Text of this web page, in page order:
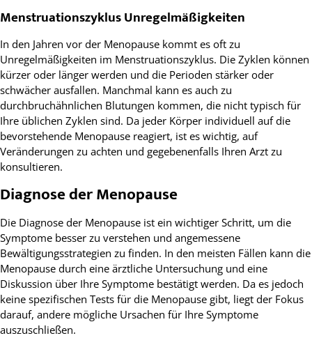
Menstruationszyklus Unregelmäßigkeiten
In den Jahren vor der Menopause kommt es oft zu
Unregelmäßigkeiten im Menstruationszyklus. Die Zyklen können
kürzer oder länger werden und die Perioden stärker oder
schwächer ausfallen. Manchmal kann es auch zu
durchbruchähnlichen Blutungen kommen, die nicht typisch für
Ihre üblichen Zyklen sind. Da jeder Körper individuell auf die
bevorstehende Menopause reagiert, ist es wichtig, auf
Veränderungen zu achten und gegebenenfalls Ihren Arzt zu
konsultieren.
Diagnose der Menopause
Die Diagnose der Menopause ist ein wichtiger Schritt, um die
Symptome besser zu verstehen und angemessene
Bewältigungsstrategien zu finden. In den meisten Fällen kann die
Menopause durch eine ärztliche Untersuchung und eine
Diskussion über Ihre Symptome bestätigt werden. Da es jedoch
keine spezifischen Tests für die Menopause gibt, liegt der Fokus
darauf, andere mögliche Ursachen für Ihre Symptome
auszuschließen.